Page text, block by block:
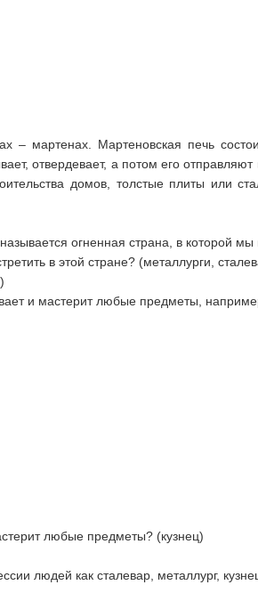
– мартенах. Мартеновская печь
отвердевает, а потом его
домов, толстые плиты или
огненная страна, в которой
в этой стране? (металлурги,
и мастерит любые предметы,
любые предметы? (кузнец)
людей как сталевар, металлург,